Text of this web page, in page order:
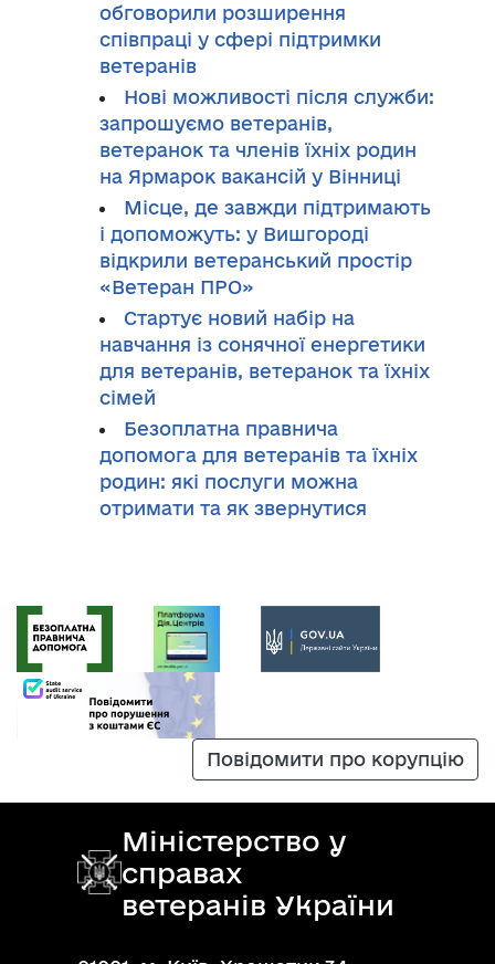
обговорили розширення
співпраці у сфері підтримки
ветеранів
Нові можливості після служби:
запрошуємо ветеранів,
ветеранок та членів їхніх родин
на Ярмарок вакансій у Вінниці
Місце, де завжди підтримають
і допоможуть: у Вишгороді
відкрили ветеранський простір
«Ветеран ПРО»
Стартує новий набір на
навчання із сонячної енергетики
для ветеранів, ветеранок та їхніх
сімей
Безоплатна правнича
допомога для ветеранів та їхніх
родин: які послуги можна
отримати та як звернутися
Повідомити про корупцію
Міністерство у
справах
ветеранів України